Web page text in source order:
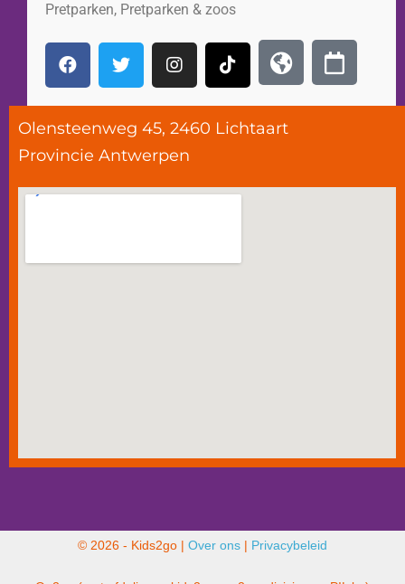
Pretparken, Pretparken & zoos
Olensteenweg 45, 2460 Lichtaart
Provincie Antwerpen
© 2026 - Kids2go | Over ons | Privacybeleid